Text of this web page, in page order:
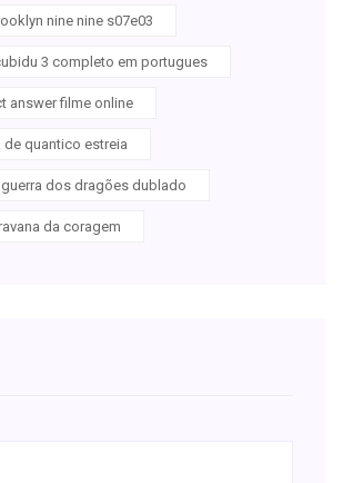
nine nine s07e03
3 completo em portugues
answer filme online
quantico estreia
dos dragões dublado
da coragem